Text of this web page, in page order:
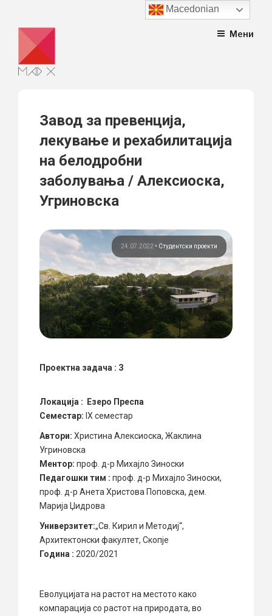
content
Мени
Завод за превенција,
лекување и рехабилитација
на белодробни
заболувања / Алексиоска,
Угриновска
24.07.2022 • Студентски проекти
Проектна задача : З
Локација :
Езеро Преспа
Семестар: IX семестар
Автори: Христина Алексиоска, Жаклина
Угриновска
Ментор: проф. д-р Михајло Зиноски
Педагошки тим : проф. д-р Михајло Зиноски,
проф. д-р Анета Христова Поповска, дем.
Марија Џидрова
Универзитет:„Св. Кирил и Методиј“,
Архитектонски факултет, Скопје
Година : 2020/2021
Еволуцијата на растот на местото како
компарација со растот на природата, во
Macedonian